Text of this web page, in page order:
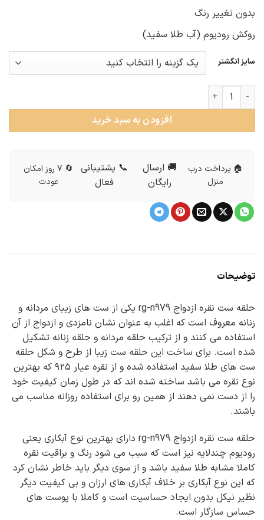
بدون تغییر رنگ
روکش رودیوم (آب طلا سفید)
سایز انگشتر
حلقه ست نقره ازدواج عدد
افزودن به سبد خرید
🏠 پرداخت درب
منزل
🚚 ارسال
رایگان
📞 پشتیبانی
فعال
🔄 7 روز امکان
عودت
توضیحات
حلقه ست نقره ازدواج rg-n979 یکی از ست های زیبای مردانه و
زنانه معروف است که اغلب به عنوان نشان نامزدی و ازدواج از آن
استفاده می کنند و از ترکیب حلقه مردانه و حلقه زنانه تشکیل
شده است. برای ساخت این حلقه ست زیبا از طرح و شکل حلقه
ست های طلا سفید استفاده شده و از نقره عیار ۹۲۵ که بهترین
نوع نقره می باشد ساخته شده اند که در طول زمان کیفیت خود
را از دست نمی دهند از همین رو برای استفاده روزانه مناسب می
باشند.
حلقه ست نقره ازدواج rg-n979 دارای بهترین نوع آبکاری یعنی
رودیوم چندلایه نیز است که سبب می شود رنگ و براقیت نقره
کاملا مشابه طلا سفید باشد و از سوی دیگر باید خاطر نشان کرد
که این نوع آبکاری بر خلاف آبکاری های ارزان و بی کیفیت دیگر
نظیر نیکل بدون ایجاد حساسیت است و کاملا با پوست های
حساس سازگار است.